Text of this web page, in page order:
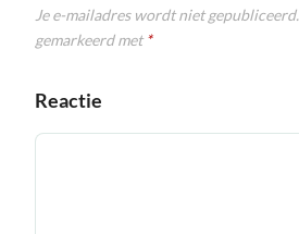
Je e-mailadres wordt niet gepubliceerd.
gemarkeerd met*
Reactie